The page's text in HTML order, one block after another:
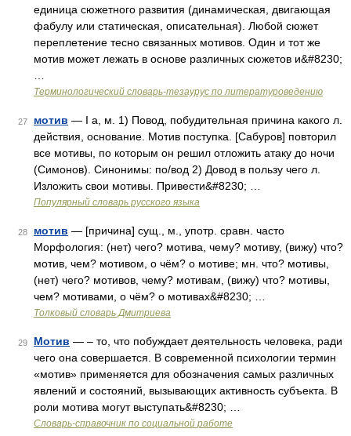
единица сюжетного развития (динамическая, двигающая
фабулу или статическая, описательная). Любой сюжет
переплетение тесно связанных мотивов. Один и тот же
мотив может лежать в основе различных сюжетов и&#8230;
Терминологический словарь-тезаурус по литературоведению
27 мотив — I а, м. 1) Повод, побудительная причина какого л.
действия, основание. Мотив поступка. [Сабуров] повторил
все мотивы, по которым он решил отложить атаку до ночи
(Симонов). Синонимы: по/вод 2) Довод в пользу чего л.
Изложить свои мотивы. Привести&#8230; …
Популярный словарь русского языка
28 мотив — [причина] сущ., м., употр. сравн. часто
Морфология: (нет) чего? мотива, чему? мотиву, (вижу) что?
мотив, чем? мотивом, о чём? о мотиве; мн. что? мотивы,
(нет) чего? мотивов, чему? мотивам, (вижу) что? мотивы,
чем? мотивами, о чём? о мотивах&#8230; …
Толковый словарь Дмитриева
29 Мотив — – то, что побуждает деятельность человека, ради
чего она совершается. В современной психологии термин
«мотив» применяется для обозначения самых различных
явлений и состояний, вызывающих активность субъекта. В
роли мотива могут выступать&#8230; …
Словарь-справочник по социальной работе